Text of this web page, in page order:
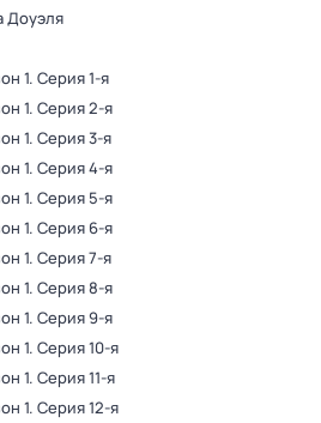
Доуэля
1. Серия 1-я
1. Серия 2-я
1. Серия 3-я
1. Серия 4-я
1. Серия 5-я
1. Серия 6-я
1. Серия 7-я
1. Серия 8-я
1. Серия 9-я
1. Серия 10-я
1. Серия 11-я
1. Серия 12-я